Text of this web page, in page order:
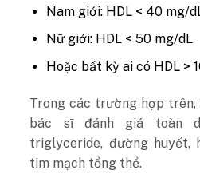
Nam giới: HDL < 40 mg/
Nữ giới: HDL < 50 mg/dL
Hoặc bất kỳ ai có HDL >
Trong các trường hợp trên,
bác sĩ đánh giá toàn
triglyceride, đường huyết,
tim mạch tổng thể.